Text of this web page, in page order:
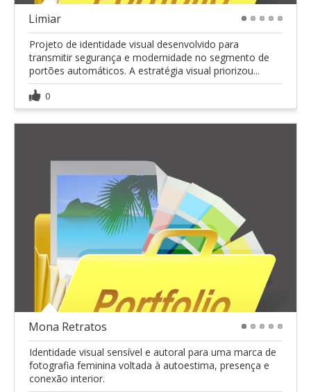
Limiar
Projeto de identidade visual desenvolvido para
transmitir segurança e modernidade no segmento de
portões automáticos. A estratégia visual priorizou...
0
Mona Retratos
Identidade visual sensível e autoral para uma marca de
fotografia feminina voltada à autoestima, presença e
conexão interior.